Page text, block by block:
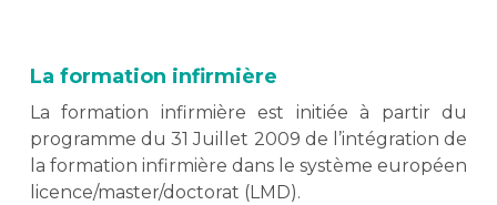
La formation infirmière
La formation infirmière est initiée à partir du
programme du 31 Juillet 2009 de l’intégration de
la formation infirmière dans le système européen
licence/master/doctorat (LMD).